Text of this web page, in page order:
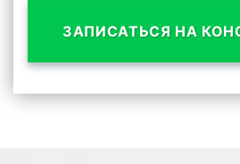
ЗАПИСАТЬСЯ НА